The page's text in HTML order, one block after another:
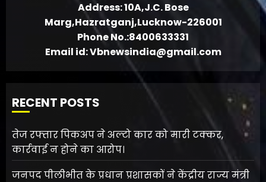
Address: 10A,J.C. Bose
Marg,Hazratganj,Lucknow-226001
Phone No.:8400633331
Email id: Vbnewsindia@gmail.com
RECENT POSTS
तेज रफ्तार पिकअप ने अल्टो कार को मारी टक्कर,
कार्रवाई न होने का आरोप।
जनपद पीलीभीत के प्रधान प्रशासकों ने केंद्रीय राज्य मंत्री